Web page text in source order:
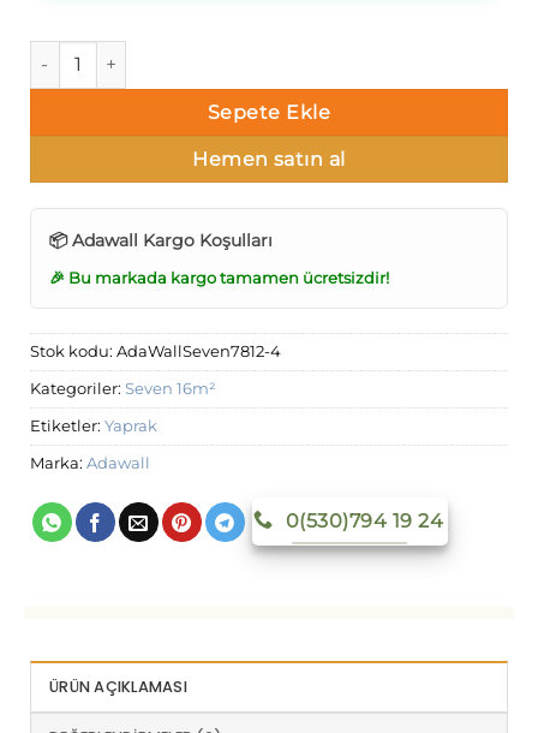
AdaWall Seven 7812-4 Duvar Kağıdı Koyu Gri Yaprak
Sepete Ekle
Hemen satın al
📦 Adawall Kargo Koşulları
🎉 Bu markada kargo tamamen ücretsizdir!
Stok kodu: AdaWallSeven7812-4
Kategoriler: Seven 16m²
Etiketler: Yaprak
Marka: Adawall
0(530)794 19 24
ÜRÜN AÇIKLAMASI